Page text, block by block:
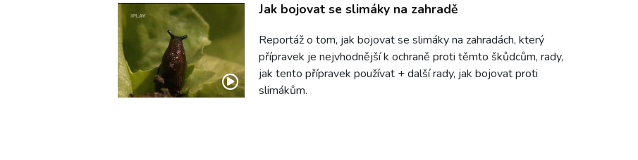
Jak bojovat se slimáky na zahradě
Reportáž o tom, jak bojovat se slimáky na zahradách, který
přípravek je nejvhodnější k ochraně proti těmto škůdcům, rady,
jak tento přípravek používat + další rady, jak bojovat proti
slimákům.